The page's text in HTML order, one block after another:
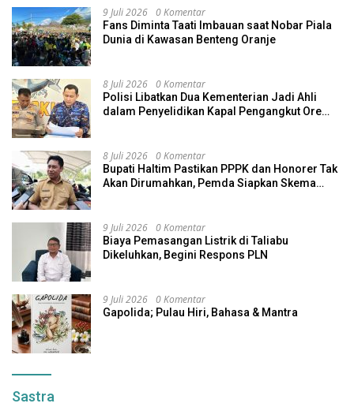
9 Juli 2026 0 Komentar
Fans Diminta Taati Imbauan saat Nobar Piala
Dunia di Kawasan Benteng Oranje
8 Juli 2026 0 Komentar
Polisi Libatkan Dua Kementerian Jadi Ahli
dalam Penyelidikan Kapal Pengangkut Ore
8 Juli 2026 0 Komentar
Bupati Haltim Pastikan PPPK dan Honorer Tak
Akan Dirumahkan, Pemda Siapkan Skema
9 Juli 2026 0 Komentar
Biaya Pemasangan Listrik di Taliabu
Dikeluhkan, Begini Respons PLN
9 Juli 2026 0 Komentar
Gapolida; Pulau Hiri, Bahasa & Mantra
Sastra